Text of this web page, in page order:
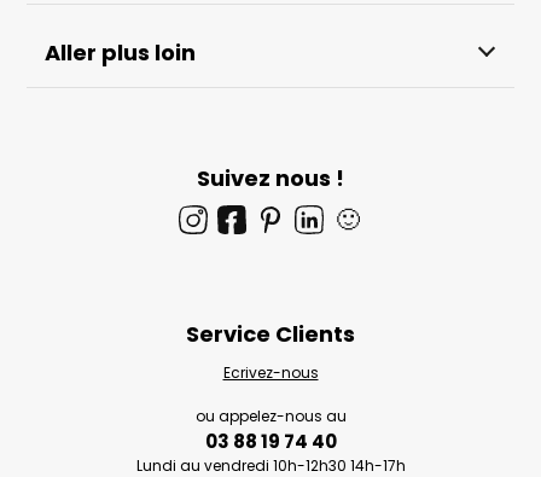
Aller plus loin
Suivez nous !
🙂
Service Clients
Ecrivez-nous
ou appelez-nous au
03 88 19 74 40
Lundi au vendredi 10h-12h30 14h-17h